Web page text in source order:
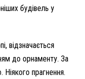
будівель у
відзначається
до орнаменту. За
прагнення.